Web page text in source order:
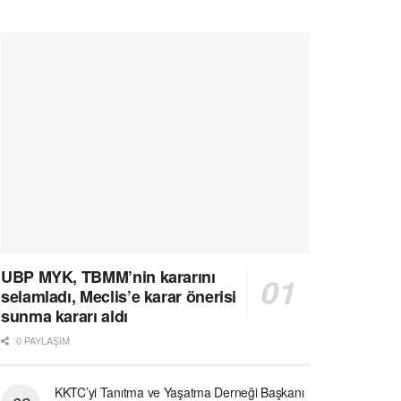
UBP MYK, TBMM’nin kararını
selamladı, Meclis’e karar önerisi
sunma kararı aldı
0 PAYLAŞIM
KKTC’yi Tanıtma ve Yaşatma Derneği Başkanı